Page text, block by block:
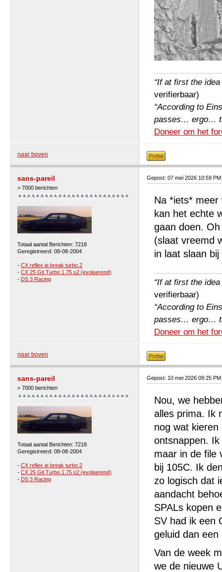
“If at first the
verifierbaar)
“According to
passes… ergo…
Doneer om het
naar boven
sans-pareil
> 7000 berichten
Totaal aantal Berichten: 7218
Geregistreerd: 08-08-2004
- CX reflex ie break turbo 2
- CX 25 Gti Turbo 1.75 s2 (evoluerend)
- DS 3 Racing
Gepost: 07 mei 2026 10:59 PM
Na *iets* meer
kan het echte
gaan doen.
(slaat vreemd
in laat slaan
“If at first the
verifierbaar)
“According to
passes… ergo…
Doneer om het
naar boven
sans-pareil
> 7000 berichten
Totaal aantal Berichten: 7218
Geregistreerd: 08-08-2004
- CX reflex ie break turbo 2
- CX 25 Gti Turbo 1.75 s2 (evoluerend)
- DS 3 Racing
Gepost: 10 mei 2026 09:25 PM
Nou, we
alles prima. Ik
nog wat
ontsnappen.
maar in de file
bij 105C. Ik
zo logisch dat
aandacht
SPALs kopen
SV had ik een
geluid dan
Van de week
we de nieuwe